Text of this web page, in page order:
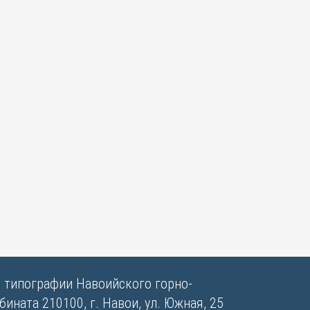
Навоийского горно-
210100, г. Навои, ул. Южная, 25